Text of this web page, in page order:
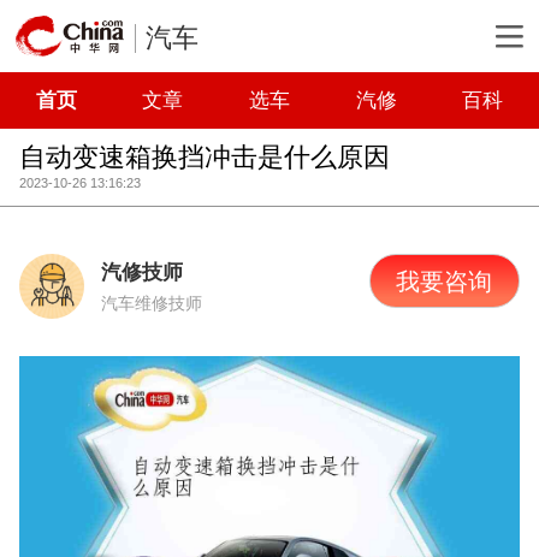
汽车
首页 文章 选车 汽修 百科
自动变速箱换挡冲击是什么原因
2023-10-26 13:16:23
汽修技师
汽车维修技师
我要咨询